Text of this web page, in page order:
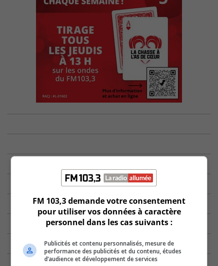
FM 103,3 demande votre consentement
pour utiliser vos données à caractère
personnel dans les cas suivants :
Publicités et contenu personnalisés, mesure de
performance des publicités et du contenu, études
d’audience et développement de services